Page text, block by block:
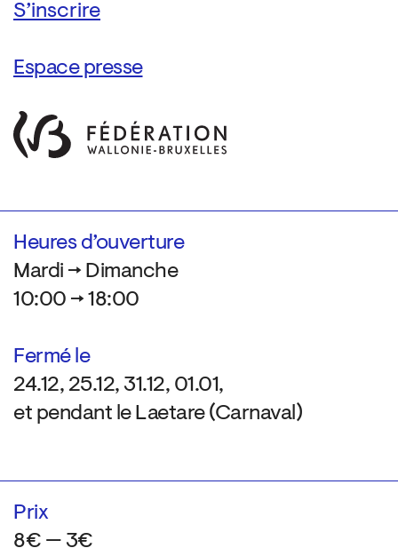
Espace presse
Heures d’ouverture
Mardi → Dimanche
10:00 → 18:00
Fermé le
24.12, 25.12, 31.12, 01.01,
et pendant le Laetare (Carnaval)
Prix
8€ — 3€